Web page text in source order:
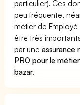
particulier). Ces
peu fréquente,
métier de
être très
par uneassurance
PRO pour le
bazar.